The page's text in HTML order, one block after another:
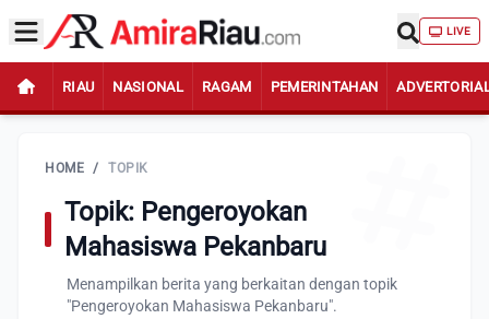
LIVE
RIAU NASIONAL RAGAM PEMERINTAHAN
HOME / TOPIK
Topik: Pengeroyokan
Mahasiswa Pekanbaru
Menampilkan berita yang berkaitan dengan topik
"Pengeroyokan Mahasiswa Pekanbaru".